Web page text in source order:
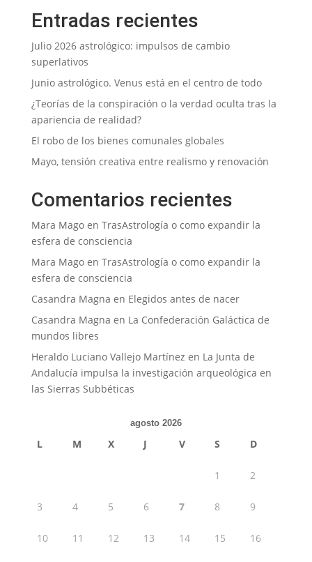
Entradas recientes
Julio 2026 astrológico: impulsos de cambio
superlativos
Junio astrológico. Venus está en el centro de todo
¿Teorías de la conspiración o la verdad oculta tras la
apariencia de realidad?
El robo de los bienes comunales globales
Mayo, tensión creativa entre realismo y renovación
Comentarios recientes
Mara Magoen TrasAstrología o como expandir la
esfera de consciencia
Mara Magoen TrasAstrología o como expandir la
esfera de consciencia
Casandra Magna en Elegidos antes de nacer
Casandra Magna en La Confederación Galáctica de
mundos libres
Heraldo Luciano Vallejo Martínez en La Junta de
Andalucía impulsa la investigación arqueológica en
las Sierras Subbéticas
agosto 2026
L M X J V S D
1 2
3 4 5 6 7 8 9
10 11 12 13 14 15 16